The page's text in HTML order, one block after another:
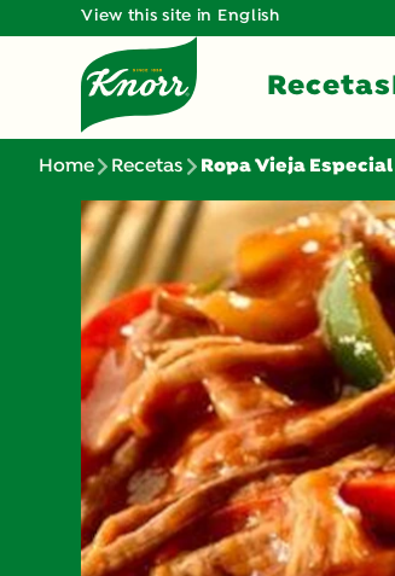
View this site in English
Recetas
Home Recetas Ropa Vieja Especial